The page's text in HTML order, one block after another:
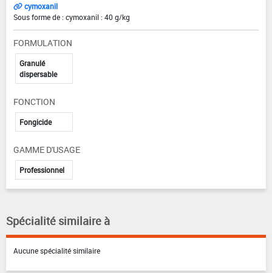
cymoxanil
Sous forme de : cymoxanil : 40 g/kg
FORMULATION
Granulé
dispersable
FONCTION
Fongicide
GAMME D'USAGE
Professionnel
Spécialité similaire à
Aucune spécialité similaire